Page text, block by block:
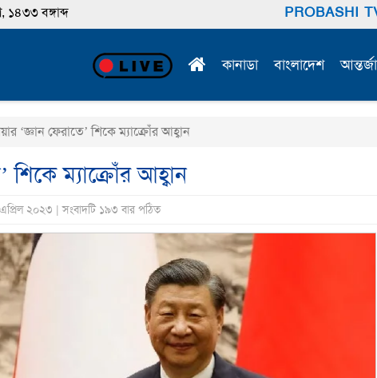
১৪৩৩ বঙ্গাব্দ PROBASHI
কানাডা বাংলাদেশ
‘জ্ঞান ফেরাতে’ শিকে ম্যাক্রোঁর আহ্বান
শিকে ম্যাক্রোঁর আহ্বান
২০২৩ | সংবাদটি ১৯৩ বার পঠিত